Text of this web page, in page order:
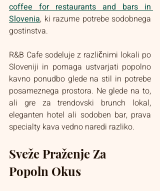
coffee for restaurants and bars in
Slovenia, ki razume potrebe sodobnega
gostinstva.
R&B Cafe sodeluje z različnimi lokali po
Sloveniji in pomaga ustvarjati popolno
kavno ponudbo glede na stil in potrebe
posameznega prostora. Ne glede na to,
ali gre za trendovski brunch lokal,
eleganten hotel ali sodoben bar, prava
specialty kava vedno naredi razliko.
Sveže Praženje Za
Popoln Okus